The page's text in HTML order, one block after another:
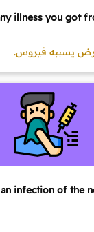
illness you got
يسببه فيروس.
infection of the